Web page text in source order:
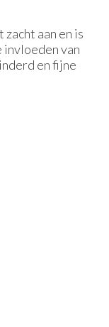
aan en is
van
en fijne